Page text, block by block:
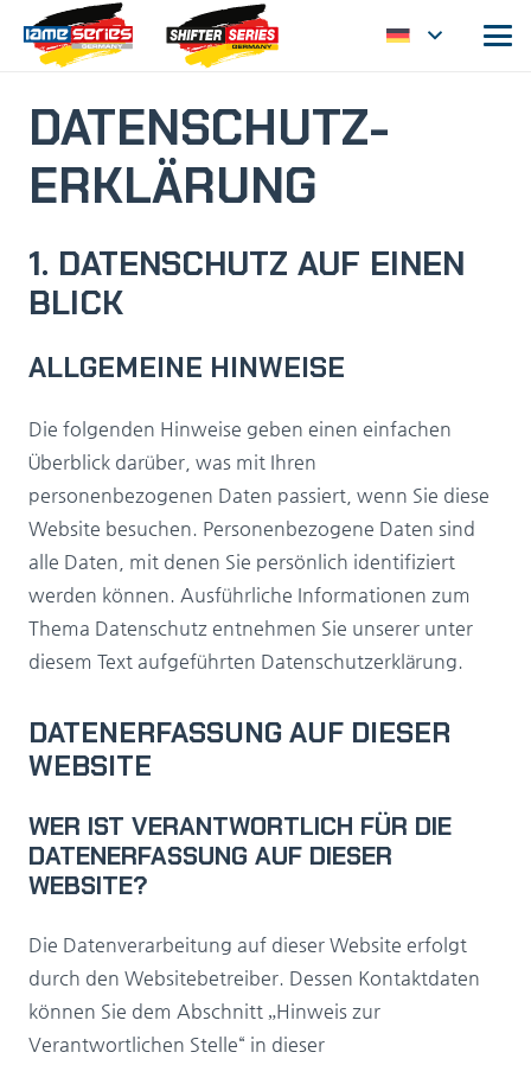
DATENSCHUTZ­
ERKLÄRUNG
1. DATENSCHUTZ AUF EINEN
BLICK
ALLGEMEINE HINWEISE
Die folgenden Hinweise geben einen einfachen
Überblick darüber, was mit Ihren
personenbezogenen Daten passiert, wenn Sie diese
Website besuchen. Personenbezogene Daten sind
alle Daten, mit denen Sie persönlich identifiziert
werden können. Ausführliche Informationen zum
Thema Datenschutz entnehmen Sie unserer unter
diesem Text aufgeführten Datenschutzerklärung.
DATENERFASSUNG AUF DIESER
WEBSITE
WER IST VERANTWORTLICH FÜR DIE
DATENERFASSUNG AUF DIESER
WEBSITE?
Die Datenverarbeitung auf dieser Website erfolgt
durch den Websitebetreiber. Dessen Kontaktdaten
können Sie dem Abschnitt „Hinweis zur
Verantwortlichen Stelle“ in dieser